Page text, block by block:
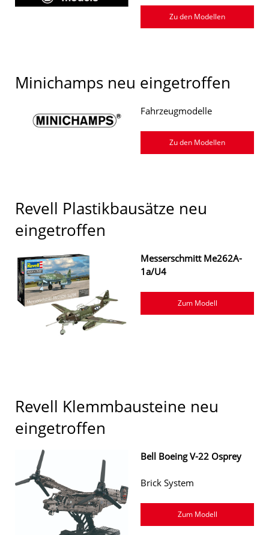
Zu den Modellen
Minichamps neu eingetroffen
Fahrzeugmodelle
Zu den Modellen
Revell Plastikbausätze neu
eingetroffen
Messerschmitt Me262A-
1a/U4
Zum Modell
Revell Klemmbausteine neu
eingetroffen
Bell Boeing V-22 Osprey
Brick System
Zum Modell